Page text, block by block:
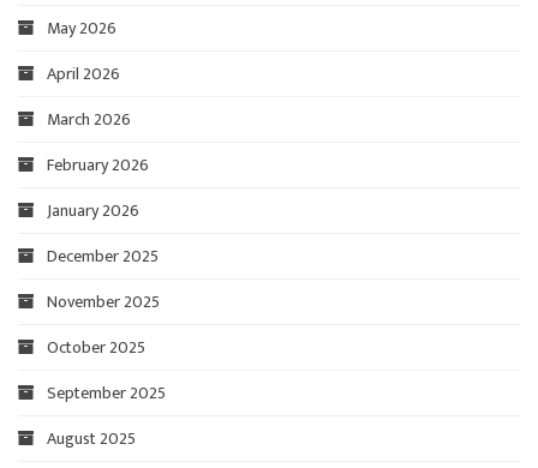
May 2026
April 2026
March 2026
February 2026
January 2026
December 2025
November 2025
October 2025
September 2025
August 2025